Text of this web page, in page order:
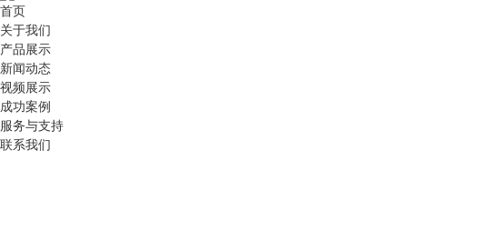
首页
关于我们
产品展示
新闻动态
视频展示
成功案例
服务与支持
联系我们